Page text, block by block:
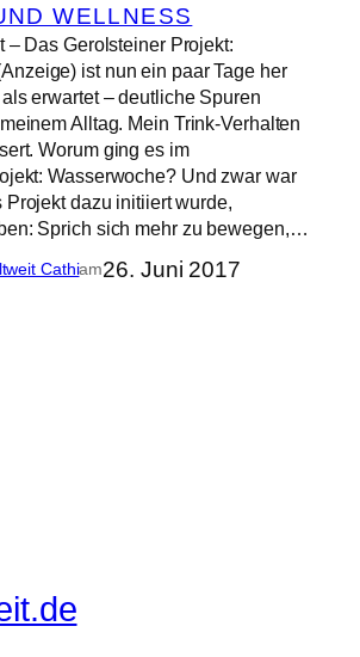
WELLNESS
– Das Gerolsteiner Projekt:
ist nun ein paar Tage her
erwartet – deutliche Spuren
Alltag. Mein Trink-Verhalten
Worum ging es im
Wasserwoche? Und zwar war
Projekt dazu initiiert wurde,
Sprich sich mehr zu bewegen,…
Cathiam26. Juni 2017